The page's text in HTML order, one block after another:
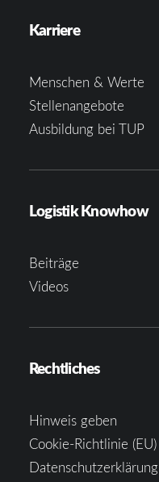
Karriere
Menschen & Werte
Stellenangebote
Ausbildung bei TUP
Logistik Knowhow
Beiträge
Videos
Rechtliches
Hinweis geben
Cookie-Richtlinie (EU)
Datenschutzerklärung